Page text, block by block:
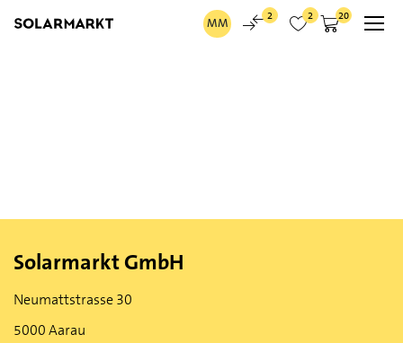
MM
Login
Passwort vergessen
2 2 20
Solarmarkt GmbH
Neumattstrasse 30
5000 Aarau